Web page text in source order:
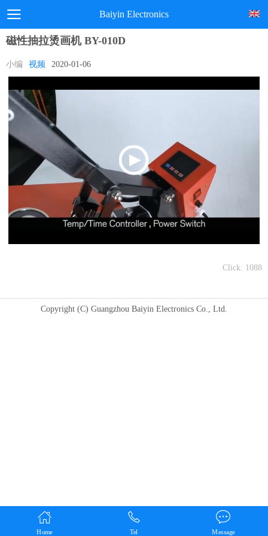
Baiyin Electronics
磁性抽拉烫画机 BY-010D
小编 视频 2020-01-06
Click: 1088
Copyright (C) Guangzhou Baiyin Electronics Co., Ltd.
Home Tel Message